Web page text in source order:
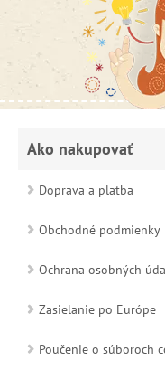
Ako nakupovať
Doprava a platba
Obchodné podmienky
Ochrana osobných
Zasielanie po Európe
Poučenie o súboroch